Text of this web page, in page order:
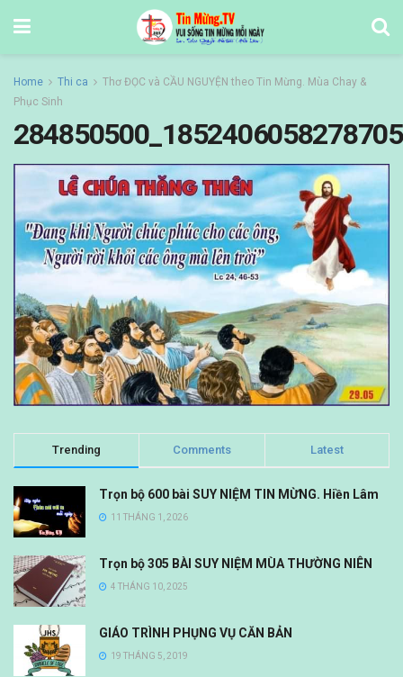
Home Thi ca
Thơ ĐỌC và CẦU NGUYỆN theo Tin Mừng. Mùa Chay &
Phục Sinh
Trending Comments Latest
Trọn bộ 600 bài SUY NIỆM TIN MỪNG. Hiền Lâm
11 THÁNG 1, 2026
Trọn bộ 305 BÀI SUY NIỆM MÙA THƯỜNG NIÊN
4 THÁNG 10, 2025
GIÁO TRÌNH PHỤNG VỤ CĂN BẢN
19 THÁNG 5, 2019